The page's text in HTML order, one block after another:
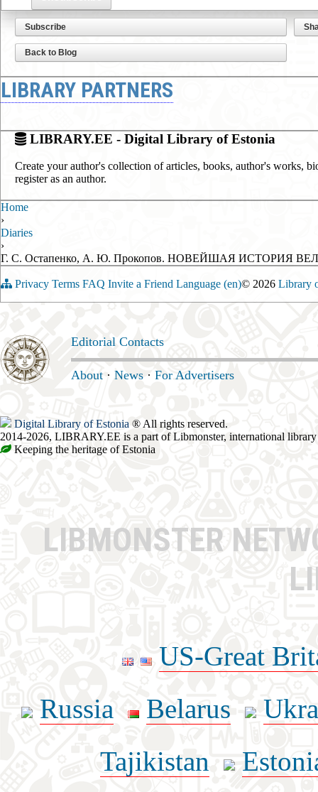
Subscribe
Back to Blog
LIBRARY PARTNERS
LIBRARY.EE - Digital Library of Estonia
Create your author's collection of articles, books, author's works,
register as an author.
Home
›
Diaries
›
Г. С. Остапенко, А. Ю. Прокопов. НОВЕЙШАЯ ИСТОРИЯ
Privacy Terms FAQ Invite a Friend Language (en)© 2026 Library
Editorial Contacts
About · News · For Advertisers
Digital Library of Estonia ® All rights reserved.
2014-2026, LIBRARY.EE is a part of Libmonster, international
Keeping the heritage of Estonia
LIBMONSTER
US-Great
Russia
Belarus
Tajikistan